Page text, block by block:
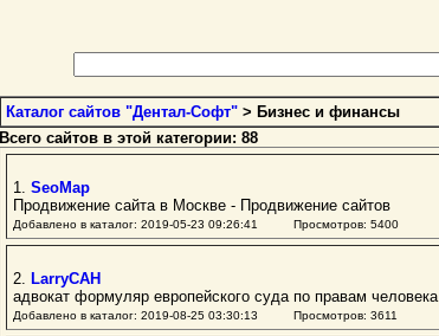
Каталог сайтов "Дентал-Софт" > Бизнес и финансы
Всего сайтов в этой категории: 88
1. SeoMap
Продвижение сайта в Москве - Продвижение сайтов
Добавлено в каталог: 2019-05-23 09:26:41 Просмотров: 5400
2. LarryCAH
адвокат формуляр европейского суда по правам человека
Добавлено в каталог: 2019-08-25 03:30:13 Просмотров: 3611